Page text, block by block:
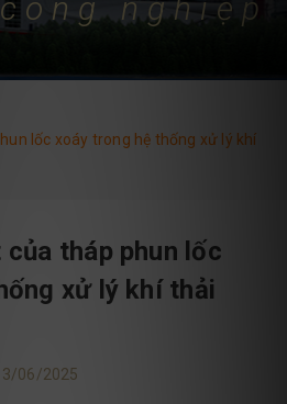
LIÊN HỆ
nghiệp
lốc xoáy trong hệ thống xử lý khí
tháp phun lốc
xử lý khí thải
06/2025